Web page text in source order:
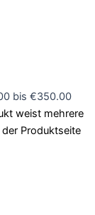
bis €350.00
weist mehrere
Produktseite